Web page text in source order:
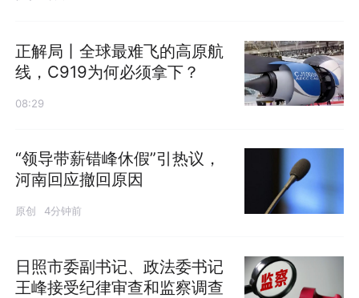
正解局丨全球最难飞的高原航
线，C919为何必须拿下？
08:29
“领导带薪错峰休假”引热议，
河南回应撤回原因
原创 4分钟前
日照市委副书记、政法委书记
王峰接受纪律审查和监察调查